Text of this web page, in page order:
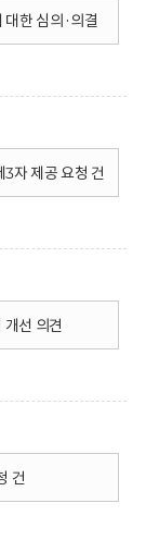
한 심의·의결
자 제공 요청 건
선 의견
건